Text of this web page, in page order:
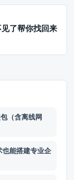
了帮你找回来
（含离线网
能搭建专业企